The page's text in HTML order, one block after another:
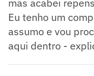
Eu tenho um
assumo e vou
aqui dentro -